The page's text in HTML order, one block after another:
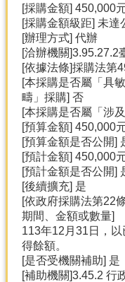
資
分
檢
[採購金額] 450,000
[採購金額級距] 未達
[辦理方式] 代辦
[洽辦機關]3.95.27.2
[依據法條]採購法第
[本採購是否屬「具
疇」採購] 否
[本採購是否屬「涉
[預算金額] 450,000
[預算金額是否公開]
[預計金額] 450,000
[預計金額是否公開]
[後續擴充] 是
[依政府採購法第22
期間、金額或數量]
113年12月31日，
得餘額。
[是否受機關補助] 是
[補助機關]3.45.2 行